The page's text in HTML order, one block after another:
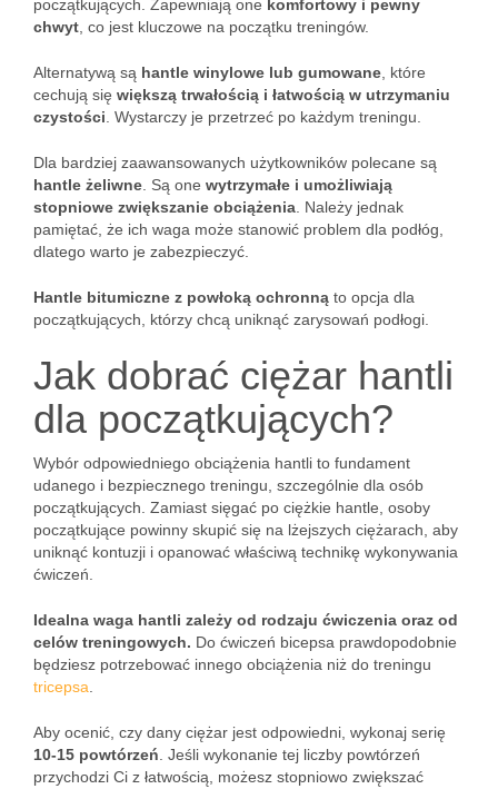
początkujących. Zapewniają one komfortowy i pewny
chwyt , co jest kluczowe na początku treningów.
Alternatywą są hantle winylowe lub gumowane , które
cechują się większą trwałością i łatwością w utrzymaniu
czystości . Wystarczy je przetrzeć po każdym treningu.
Dla bardziej zaawansowanych użytkowników polecane są
hantle żeliwne . Są one wytrzymałe i umożliwiają
stopniowe zwiększanie obciążenia . Należy jednak
pamiętać, że ich waga może stanowić problem dla podłóg,
dlatego warto je zabezpieczyć.
Hantle bitumiczne z powłoką ochronną to opcja dla
początkujących, którzy chcą uniknąć zarysowań podłogi.
Jak dobrać ciężar hantli
dla początkujących?
Wybór odpowiedniego obciążenia hantli to fundament
udanego i bezpiecznego treningu, szczególnie dla osób
początkujących. Zamiast sięgać po ciężkie hantle, osoby
początkujące powinny skupić się na lżejszych ciężarach, aby
uniknąć kontuzji i opanować właściwą technikę wykonywania
ćwiczeń.
Idealna waga hantli zależy od rodzaju ćwiczenia oraz od
celów treningowych. Do ćwiczeń bicepsa prawdopodobnie
będziesz potrzebować innego obciążenia niż do treningu
tricepsa
Aby ocenić, czy dany ciężar jest odpowiedni, wykonaj serię
10-15 powtórzeń . Jeśli wykonanie tej liczby powtórzeń
przychodzi Ci z łatwością, możesz stopniowo zwiększać